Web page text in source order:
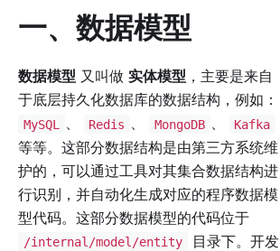
一、数据模型
数据模型 又叫做 实体模型 ，主要是来自
于底层持久化数据库的数据结构，例如：
MySQL 、 Redis 、 MongoDB 、 Kafka
等等。这部分数据结构是由第三方系统维
护的，可以通过工具对其集合数据结构进
行识别，并自动化生成对应的程序数据模
型代码。这部分数据模型的代码位于
/internal/model/entity
目录下。开发